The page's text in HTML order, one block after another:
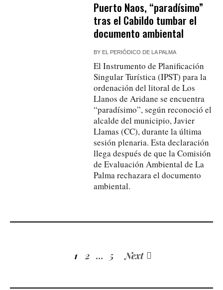
Puerto Naos, “paradísimo”
tras el Cabildo tumbar el
documento ambiental
BY EL PERIÓDICO DE LA PALMA
El Instrumento de Planificación
Singular Turística (IPST) para la
ordenación del litoral de Los
Llanos de Aridane se encuentra
“paradísimo”, según reconoció el
alcalde del municipio, Javier
Llamas (CC), durante la última
sesión plenaria. Esta declaración
llega después de que la Comisión
de Evaluación Ambiental de La
Palma rechazara el documento
ambiental.
1 2 … 5 Next